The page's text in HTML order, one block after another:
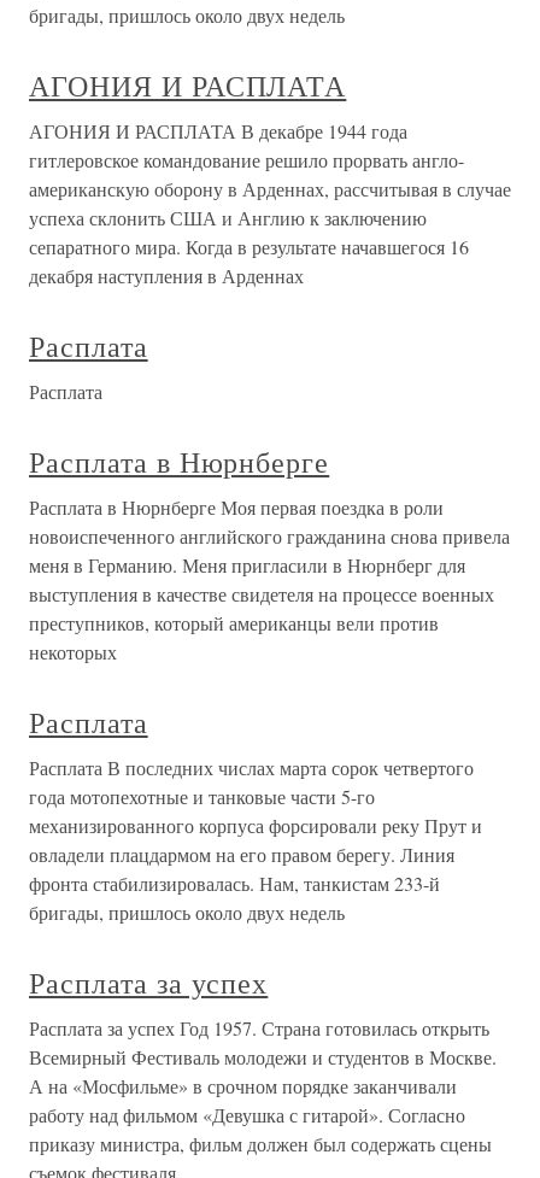
бригады, пришлось около двух недель
АГОНИЯ И РАСПЛАТА
АГОНИЯ И РАСПЛАТА В декабре 1944 года
гитлеровское командование решило прорвать англо-
американскую оборону в Арденнах, рассчитывая в случае
успеха склонить США и Англию к заключению
сепаратного мира. Когда в результате начавшегося 16
декабря наступления в Арденнах
Расплата
Расплата
Расплата в Нюрнберге
Расплата в Нюрнберге Моя первая поездка в роли
новоиспеченного английского гражданина снова привела
меня в Германию. Меня пригласили в Нюрнберг для
выступления в качестве свидетеля на процессе военных
преступников, который американцы вели против
некоторых
Расплата
Расплата В последних числах марта сорок четвертого
года мотопехотные и танковые части 5-го
механизированного корпуса форсировали реку Прут и
овладели плацдармом на его правом берегу. Линия
фронта стабилизировалась. Нам, танкистам 233-й
бригады, пришлось около двух недель
Расплата за успех
Расплата за успех Год 1957. Страна готовилась открыть
Всемирный Фестиваль молодежи и студентов в Москве.
А на «Мосфильме» в срочном порядке заканчивали
работу над фильмом «Девушка с гитарой». Согласно
приказу министра, фильм должен был содержать сцены
съемок фестиваля.